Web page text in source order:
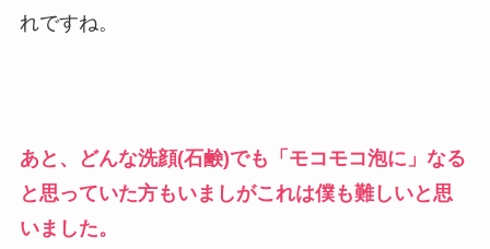
れですね。
あと、どんな洗顔(石鹸)でも「モコモコ泡に」なる
と思っていた方もいましがこれは僕も難しいと思
いました。